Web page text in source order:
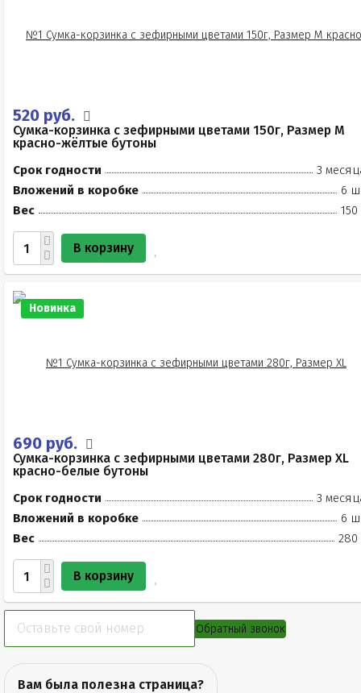
520 руб.
Сумка-корзинка с зефирными цветами 150г, Размер М
красно-жёлтые бутоны
Срок годности
3
Вложений в коробке
6
Вес
150
В корзину
Новинка
690 руб.
Сумка-корзинка с зефирными цветами 280г, Размер XL
красно-белые бутоны
Срок годности
3
Вложений в коробке
6
Вес
280
В корзину
Обратный звонок
Вам была полезна страница?